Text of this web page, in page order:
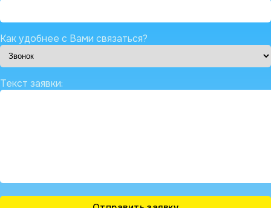
Как удобнее с Вами связаться?
Текст заявки: